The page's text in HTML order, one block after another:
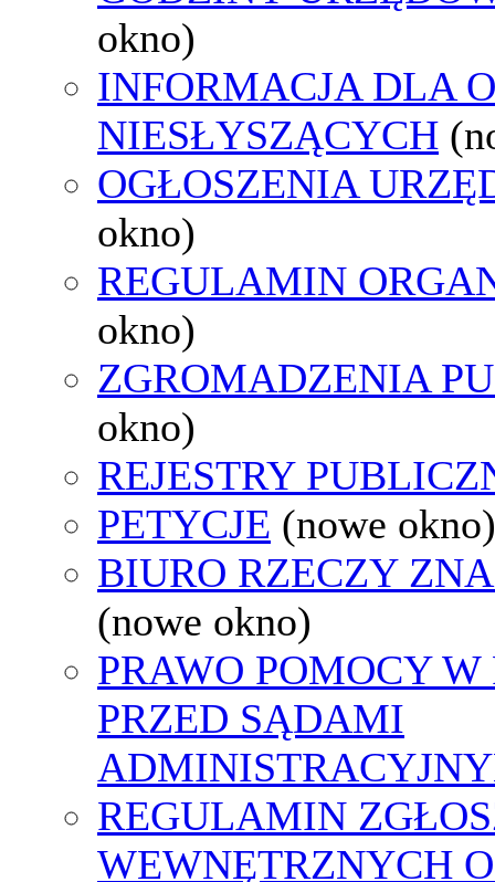
okno)
INFORMACJA DLA
NIESŁYSZĄCYCH
OGŁOSZENIA
okno)
REGULAMIN
okno)
ZGROMADZENIA
okno)
REJESTRY
PETYCJE (nowe okno)
BIURO RZECZY
(nowe okno)
PRAWO POMOCY
PRZED SĄDAMI
REGULAMIN
WEWNĘTRZNYCH